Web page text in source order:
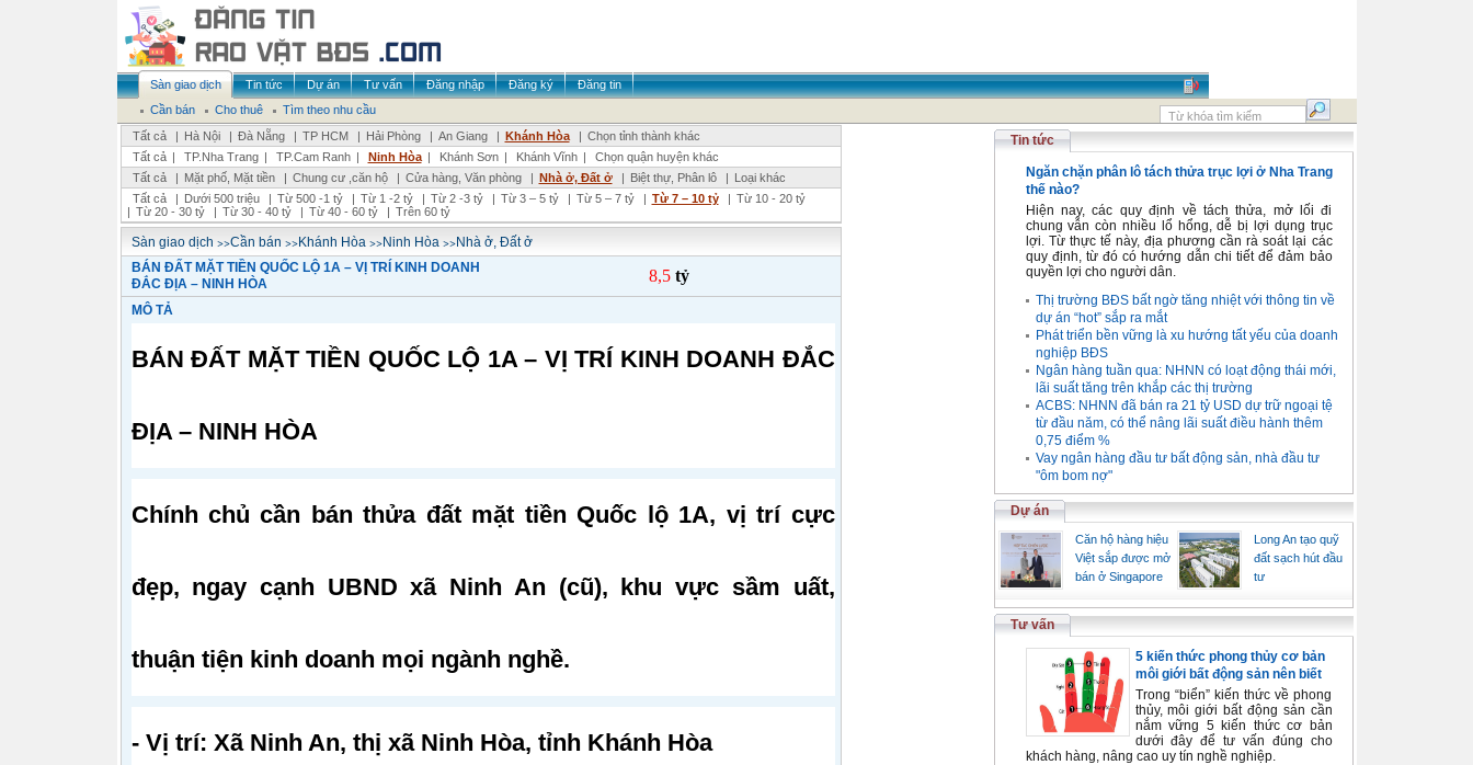
Sàn giao dịch Tin tức Dự án Tư vấn Đăng nhập Đăng ký
Đăng tin
Cần bán
Cho thuê
Tìm theo nhu cầu
Tất cả
| Hà Nội | Đà Nẵng | TP HCM | Hải Phòng | An Giang | Khánh Hòa | Chọn tỉnh thành khác
Tất cả | TP.Nha Trang | TP.Cam Ranh | Ninh Hòa | Khánh Sơn | Khánh Vĩnh |
Chọn quận huyện khác
Tất cả
| Mặt phố, Mặt tiền | Chung cư ,căn hộ | Cửa hàng, Văn phòng | Nhà ở, Đất ở | Biệt thự, Phân lô | Loại khác
Tất cả
| Dưới 500 triệu | Từ 500 -1 tỷ | Từ 1 -2 tỷ | Từ 2 -3 tỷ | Từ 3 – 5 tỷ | Từ 5 – 7 tỷ | Từ 7 – 10 tỷ | Từ 10 - 20 tỷ
| Từ 20 - 30 tỷ | Từ 30 - 40 tỷ | Từ 40 - 60 tỷ | Trên 60 tỷ
Sàn giao dịch >>Cần bán >>Khánh Hòa>>Ninh Hòa>>Nhà ở, Đất ở
BÁN ĐẤT MẶT TIỀN QUỐC LỘ 1A – VỊ TRÍ KINH DOANH
ĐẮC ĐỊA – NINH HÒA
8,5 tỷ
MÔ TẢ
BÁN ĐẤT MẶT TIỀN QUỐC LỘ 1A – VỊ TRÍ KINH DOANH ĐẮC
ĐỊA – NINH HÒA
Chính chủ cần bán thửa đất mặt tiền Quốc lộ 1A, vị trí cực
đẹp, ngay cạnh UBND xã Ninh An (cũ), khu vực sầm uất,
thuận tiện kinh doanh mọi ngành nghề.
- Vị trí: Xã Ninh An, thị xã Ninh Hòa, tỉnh Khánh Hòa
Tin tức
Ngăn chặn phân lô tách thửa trục lợi ở Nha Trang
thế nào?
Hiện nay, các quy định về tách thửa, mở lối đi
chung vẫn còn nhiều lổ hổng, dễ bị lợi dụng trục
lợi. Từ thực tế này, địa phương cần rà soát lại các
quy định, từ đó có hướng dẫn chi tiết để đảm bảo
quyền lợi cho người dân.
Thị trường BĐS bất ngờ tăng nhiệt với thông tin về
dự án “hot” sắp ra mắt
Phát triển bền vững là xu hướng tất yếu của doanh
nghiệp BĐS
Ngân hàng tuần qua: NHNN có loạt động thái mới,
lãi suất tăng trên khắp các thị trường
ACBS: NHNN đã bán ra 21 tỷ USD dự trữ ngoại tệ
từ đầu năm, có thể nâng lãi suất điều hành thêm
0,75 điểm %
Vay ngân hàng đầu tư bất động sản, nhà đầu tư
"ôm bom nợ"
Dự án
Căn hộ hàng hiệu
Việt sắp được mở
bán ở Singapore
Long An tạo quỹ
đất sạch hút đầu
tư
Tư vấn
5 kiến thức phong thủy cơ bản
môi giới bất động sản nên biết
Trong “biển” kiến thức về phong
thủy, môi giới bất động sản cần
nắm vững 5 kiến thức cơ bản
dưới đây để tư vấn đúng cho
khách hàng, nâng cao uy tín nghề nghiệp.